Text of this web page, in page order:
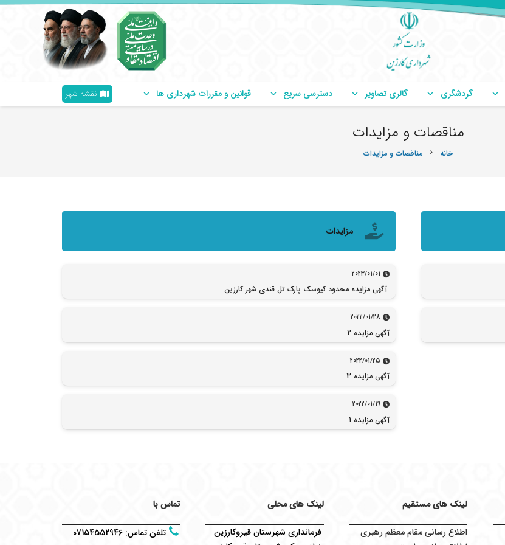
گردشگری گالری تصاویر دسترسی سریع قوانین و مقررات شهرداری ها نقشه شهر
مناقصات و مزایدات
خانه chevron_right مناقصات و مزایدات
مزایدات
2023/01/01
آگهی مزایده محدود کیوسک پارک تل قندی شهر کارزین
2022/01/28
آگهی مزایده 2
2022/01/25
آگهی مزایده 3
2022/01/19
آگهی مزایده 1
لینک های مستقیم
اطلاع رسانی مقام معظم رهبری
لینک های محلی
فرمانداری شهرستان قیروکارزین
تماس با
تلفن تماس:
07154552946